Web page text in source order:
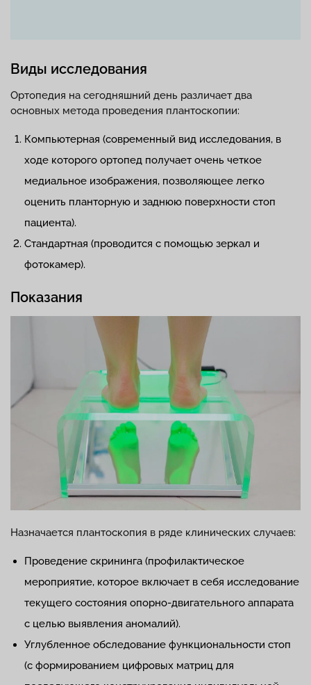
Виды исследования
Ортопедия на сегодняшний день различает два
основных метода проведения плантоскопии:
Компьютерная (современный вид исследования, в
ходе которого ортопед получает очень четкое
медиальное изображения, позволяющее легко
оценить планторную и заднюю поверхности стоп
пациента).
Стандартная (проводится с помощью зеркал и
фотокамер).
Показания
Назначается плантоскопия в ряде клинических случаев:
Проведение скрининга (профилактическое
мероприятие, которое включает в себя исследование
текущего состояния опорно-двигательного аппарата
с целью выявления аномалий).
Углубленное обследование функциональности стоп
(с формированием цифровых матриц для